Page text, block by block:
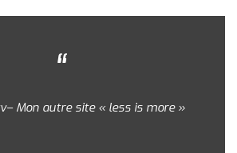
Mon autre site « less is more »